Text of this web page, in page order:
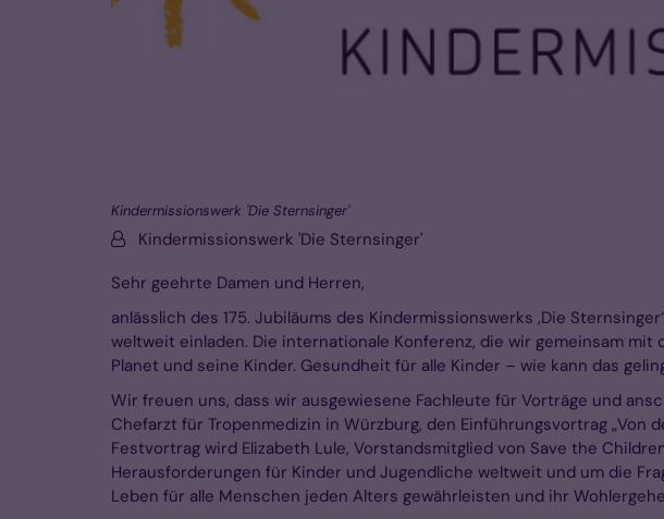
Kindermissionswerk 'Die Sternsinger'
Von:Kindermissionswerk 'Die Sternsinger'
Sehr geehrte Damen und Herren,
anlässlich des 175. Jubiläums des Kindermissionswerks ‚Die
weltweit einladen. Die internationale Konferenz, die wir gemeinsam
Planet und seine Kinder. Gesundheit für alle Kinder – wie kann das
Wir freuen uns, dass wir ausgewiesene Fachleute für Vorträge und
Chefarzt für Tropenmedizin in Würzburg, den Einführungsvortrag „Von
Festvortrag wird Elizabeth Lule, Vorstandsmitglied von Save the
Herausforderungen für Kinder und Jugendliche weltweit und um die
Leben für alle Menschen jeden Alters gewährleisten und ihr